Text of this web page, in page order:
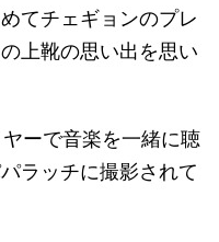
てチェギョンのプレ
上靴の思い出を思い
ーで音楽を一緒に聴
ラッチに撮影されて